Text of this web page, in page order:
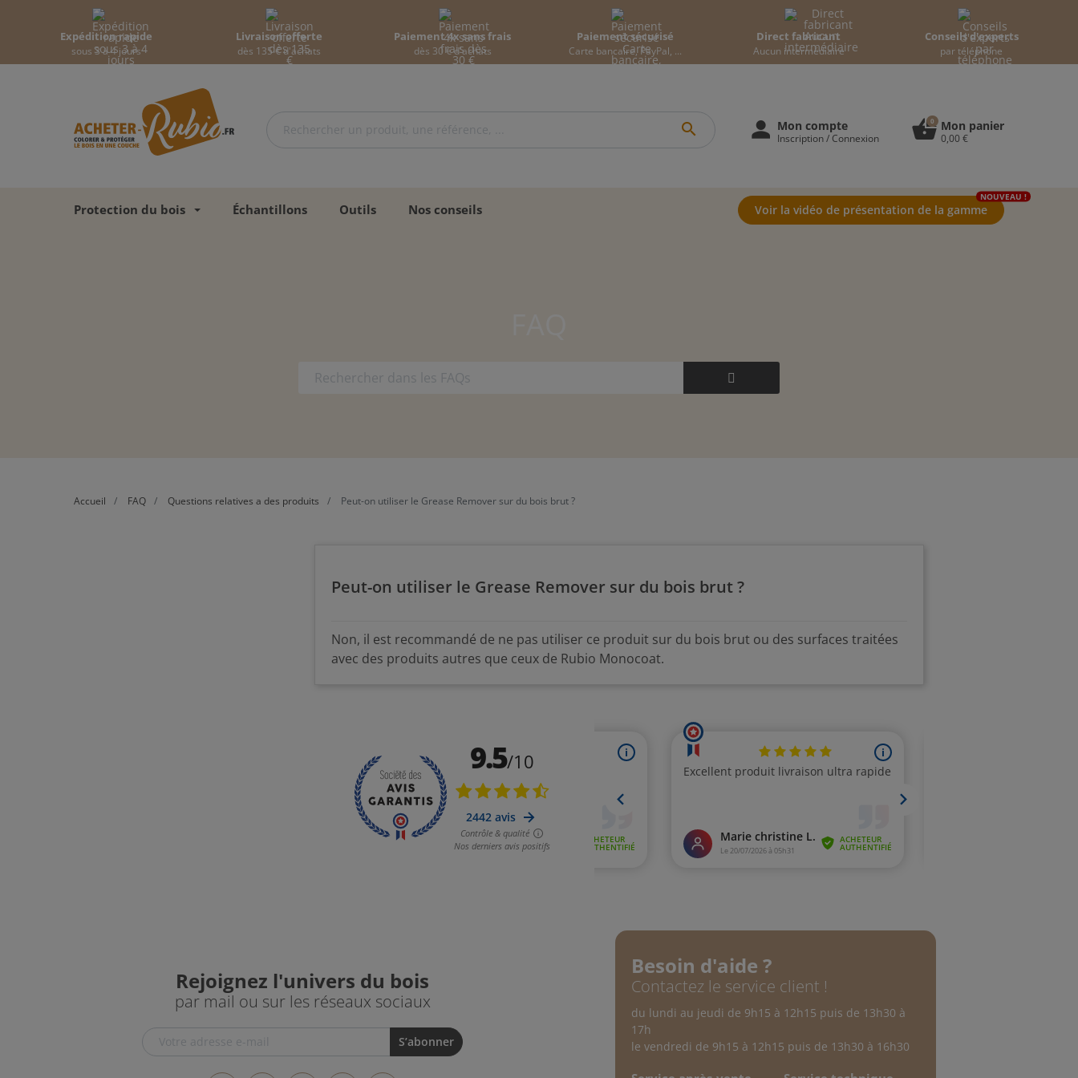
Expédition rapide
sous 3 à 4 jours
Livraison offerte
dès 135 € d'achats
Paiement 4x sans frais
dès 30 € d'achats
Paiement sécurisé
Carte bancaire, PayPal, ...
Direct fabricant
Aucun intermédiaire
Conseils d'experts
par téléphone
search person Mon compte
Inscription / Connexion shopping_basket
0 Mon panier
0,00 €
Protection du bois Échantillons Outils Nos conseils Voir la vidéo de présentation de la gamme
NOUVEAU !
Accueil FAQ Questions relatives a des produits Peut-on utiliser le Grease Remover sur du bois brut ?
Peut-on utiliser le Grease Remover sur du bois brut ?
Non, il est recommandé de ne pas utiliser ce produit sur du bois brut ou des surfaces traitées
avec des produits autres que ceux de Rubio Monocoat.
Rejoignez l'univers du bois
par mail ou sur les réseaux sociaux
Besoin d'aide ?
Contactez le service client !
du lundi au jeudi de 9h15 à 12h15 puis de 13h30 à
17h
le vendredi de 9h15 à 12h15 puis de 13h30 à 16h30